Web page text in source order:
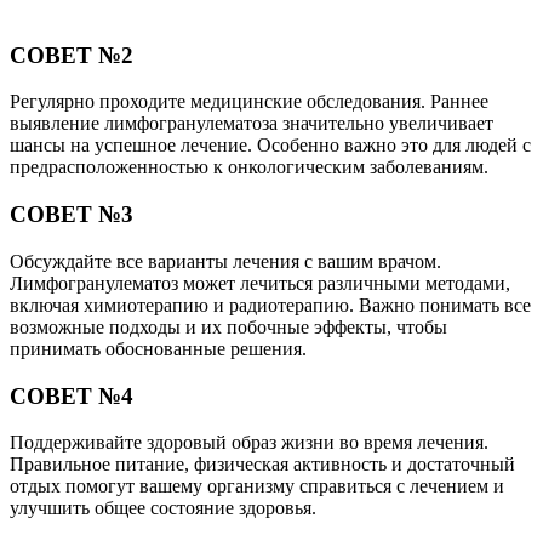
СОВЕТ №2
Регулярно проходите медицинские обследования. Раннее
выявление лимфогранулематоза значительно увеличивает
шансы на успешное лечение. Особенно важно это для людей с
предрасположенностью к онкологическим заболеваниям.
СОВЕТ №3
Обсуждайте все варианты лечения с вашим врачом.
Лимфогранулематоз может лечиться различными методами,
включая химиотерапию и радиотерапию. Важно понимать все
возможные подходы и их побочные эффекты, чтобы
принимать обоснованные решения.
СОВЕТ №4
Поддерживайте здоровый образ жизни во время лечения.
Правильное питание, физическая активность и достаточный
отдых помогут вашему организму справиться с лечением и
улучшить общее состояние здоровья.